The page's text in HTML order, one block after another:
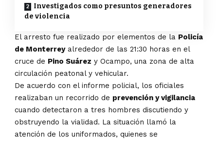
Investigados como presuntos generadores
de violencia
El arresto fue realizado por elementos de la Policía
de Monterreyalrededor de las 21:30 horas en el
cruce de Pino Suárez y Ocampo, una zona de alta
circulación peatonal y vehicular.
De acuerdo con el informe policial, los oficiales
realizaban un recorrido de prevención y vigilancia
cuando detectaron a tres hombres discutiendo y
obstruyendo la vialidad. La situación llamó la
atención de los uniformados, quienes se